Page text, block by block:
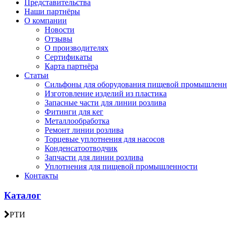
Представительства
Наши партнёры
О компании
Новости
Отзывы
О производителях
Сертификаты
Карта партнёра
Статьи
Сильфоны для оборудования пищевой
Изготовление изделий из пластика
Запасные части для линии розлива
Фитинги для кег
Металлообработка
Ремонт линии розлива
Торцевые уплотнения для насосов
Конденсатоотводчик
Запчасти для линии розлива
Уплотнения для пищевой промышленности
Контакты
Каталог
РТИ